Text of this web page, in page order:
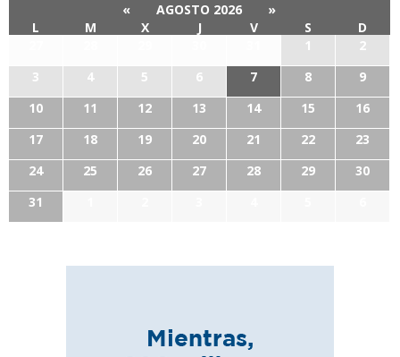
« AGOSTO 2026
»
L
M X J V S
D
1
2
3
4 5 6 7 8
9
10
11 12 13 14 15
16
17
18 19 20 21 22
23
24
25 26 27 28 29
30
31